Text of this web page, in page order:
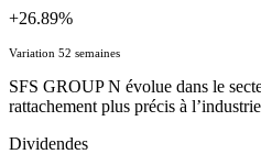
+26.89%
Variation 52 semaines
SFS GROUP N évolue dans le
rattachement plus précis à l’industrie
Dividendes